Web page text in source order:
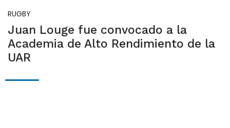
RUGBY
Juan Louge fue convocado a la
Academia de Alto Rendimiento de la
UAR